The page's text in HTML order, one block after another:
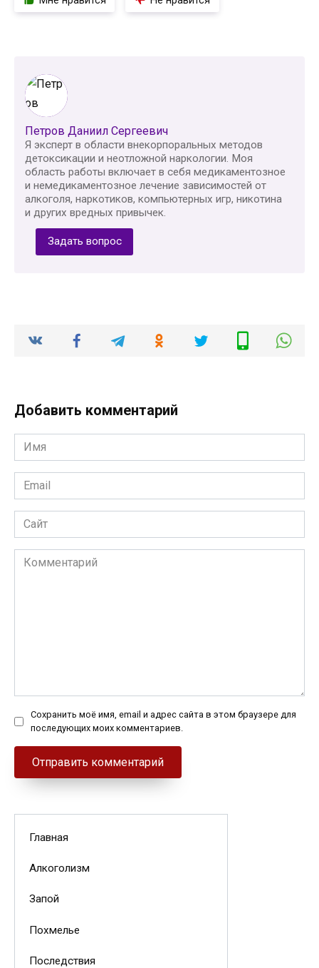
Петров Даниил Сергеевич
Я эксперт в области внекорпоральных методов
детоксикации и неотложной наркологии. Моя
область работы включает в себя медикаментозное
и немедикаментозное лечение зависимостей от
алкоголя, наркотиков, компьютерных игр, никотина
и других вредных привычек.
Задать вопрос
Добавить комментарий
Имя
*
Email
*
Сайт
Комментарий
Сохранить моё имя, email и адрес сайта в этом браузере для
последующих моих комментариев.
Главная
Алкоголизм
Запой
Похмелье
Последствия